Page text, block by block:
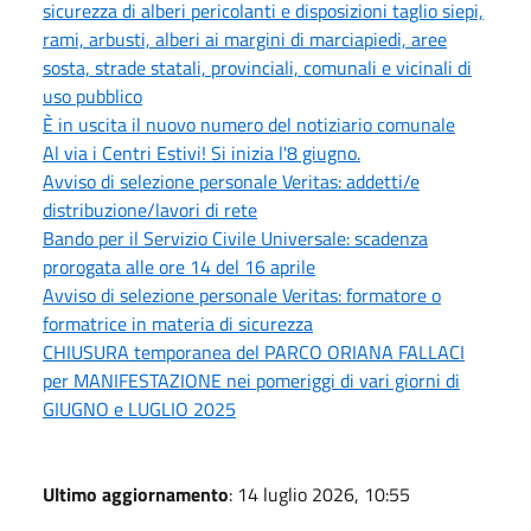
sicurezza di alberi pericolanti e disposizioni taglio siepi,
rami, arbusti, alberi ai margini di marciapiedi, aree
sosta, strade statali, provinciali, comunali e vicinali di
uso pubblico
È in uscita il nuovo numero del notiziario comunale
Al via i Centri Estivi! Si inizia l'8 giugno.
Avviso di selezione personale Veritas: addetti/e
distribuzione/lavori di rete
Bando per il Servizio Civile Universale: scadenza
prorogata alle ore 14 del 16 aprile
Avviso di selezione personale Veritas: formatore o
formatrice in materia di sicurezza
CHIUSURA temporanea del PARCO ORIANA FALLACI
per MANIFESTAZIONE nei pomeriggi di vari giorni di
GIUGNO e LUGLIO 2025
Ultimo aggiornamento: 14 luglio 2026, 10:55